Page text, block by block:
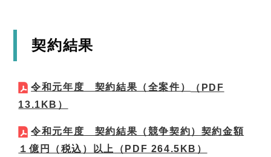
契約結果
令和元年度 契約結果（全案件）
（PDF
13.1KB）
令和元年度 契約結果（競争契約）契約金額
１億円（税込）以上
（PDF 264.5KB）